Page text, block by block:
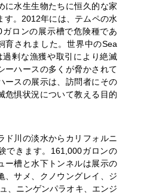
に水生生物たちに恒久的な家
す。2012年には、テムペの水
ガロンの展示槽で危険種であ
育されました。世界中のSea
過剰な漁獲や取引により絶滅
ーハースの多くが脅かされて
ースの展示は、訪問者にその
危惧状況について教える目的
ド川の淡水からカリフォルニ
できます。161,000ガロンの
ー槽と水下トンネルは展示の
、サメ、クノウングレイ、ジ
、ニンゲンパラオキ、エンジ